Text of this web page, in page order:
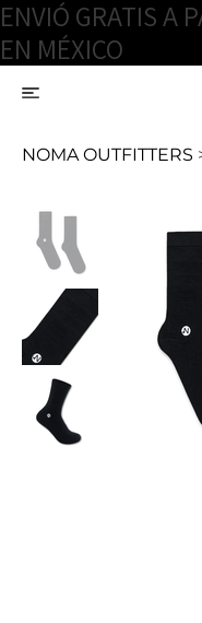
ENVIÓ GRATIS A
EN MÉXICO
NOMA OUTFITTERS